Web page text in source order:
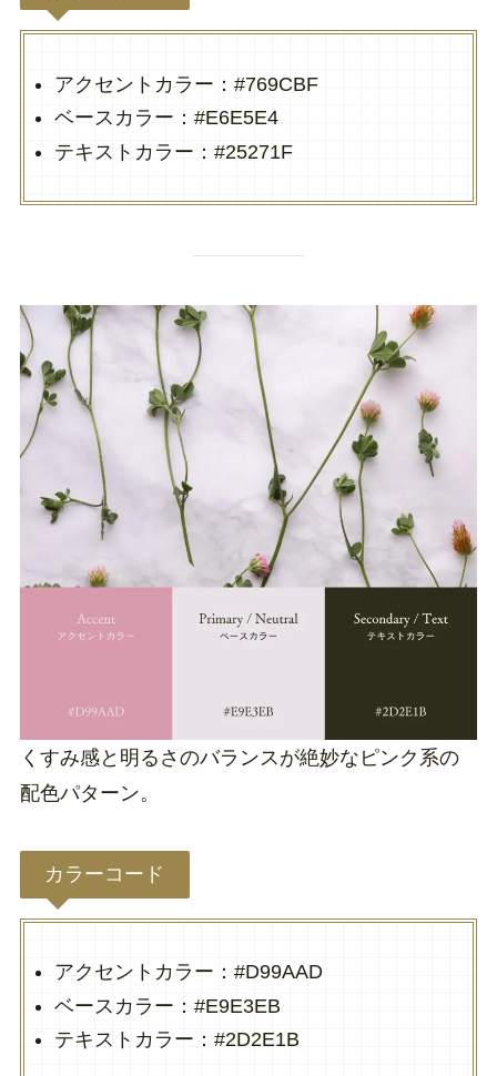
アクセントカラー：#769CBF
ベースカラー：#E6E5E4
テキストカラー：#25271F
くすみ感と明るさのバランスが絶妙なピンク系の
配色パターン。
カラーコード
アクセントカラー：#D99AAD
ベースカラー：#E9E3EB
テキストカラー：#2D2E1B